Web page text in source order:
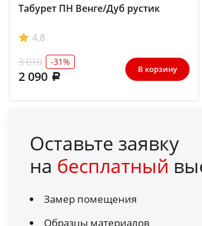
Табурет ПН Венге/Дуб рустик
4.8
3 010
-31%
2 090 В корзину
Оставьте заявку
на бесплатный
Замер помещения
Образцы материалов